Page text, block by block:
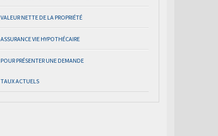
VALEUR NETTE DE LA PROPRIÉTÉ
ASSURANCE VIE HYPOTHÉCAIRE
POUR PRÉSENTER UNE DEMANDE
TAUX ACTUELS